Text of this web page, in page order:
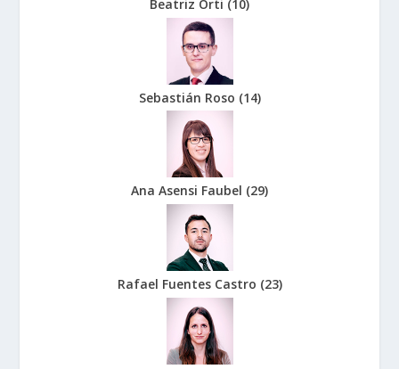
Beatriz Orti (10)
Sebastián Roso (14)
Ana Asensi Faubel (29)
Rafael Fuentes Castro (23)